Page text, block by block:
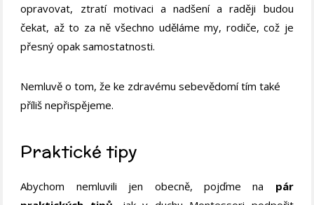
opravovat, ztratí motivaci a nadšení a raději budou
čekat, až to za ně všechno uděláme my, rodiče, což je
přesný opak samostatnosti.
Nemluvě o tom, že ke zdravému sebevědomí tím také
příliš nepřispějeme.
Praktické tipy
Abychom nemluvili jen obecně, pojďme na pár